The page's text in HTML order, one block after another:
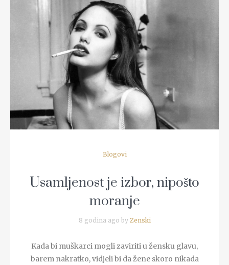
READ MORE
Blogovi
Usamljenost je izbor, nipošto
moranje
8 godina ago by Zenski
Kada bi muškarci mogli zaviriti u žensku glavu,
barem nakratko, vidjeli bi da žene skoro nikada